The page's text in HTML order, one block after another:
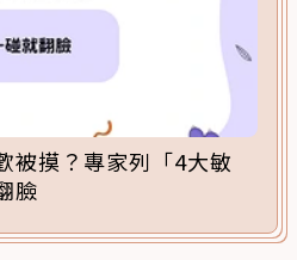
被摸？專家列「4大敏
臉